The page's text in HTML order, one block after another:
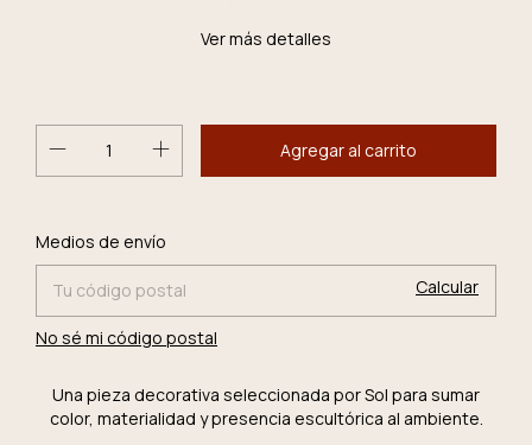
Ver más detalles
Entregas para el CP:
Medios de envío
Calcular
No sé mi código postal
Una pieza decorativa seleccionada por Sol para sumar
color, materialidad y presencia escultórica al ambiente.